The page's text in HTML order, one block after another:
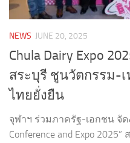
NEWS JUNE 20, 2025
Chula Dairy Expo
สระบุรี ชูนวัตกรรม-
ไทยยั่งยืน
จุฬาฯ ร่วมภาครัฐ-เอกชน จัด
Conference and Expo